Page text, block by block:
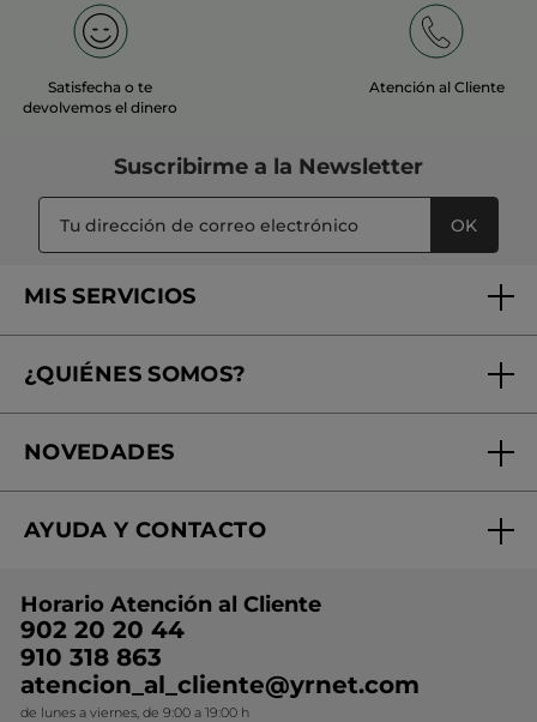
Satisfecha o te
devolvemos el dinero
Atención al Cliente
Suscribirme a la Newsletter
OK
MIS SERVICIOS
Tratamientos de Belleza
Mi club Yves Rocher
¿QUIÉNES SOMOS?
¿Quiénes somos?
Nuestros compromisos
Conviértete en Franquiciada
NOVEDADES
Rebajas
Ideas de Regalo
Colección Monoi
Novedades del mes
AYUDA Y CONTACTO
Contacto
Horario Atención al Cliente
902 20 20 44
910 318 863
atencion_al_cliente@yrnet.com
de lunes a viernes, de 9:00 a 19:00 h